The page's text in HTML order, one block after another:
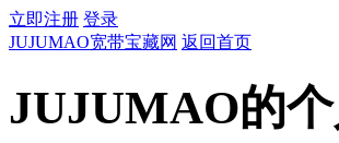
立即注册 登录
JUJUMAO宽带宝藏网 返回首页
JUJUMAO的个